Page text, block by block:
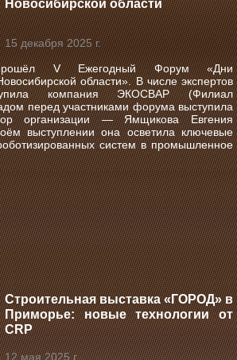
15 декабря 2025 г.
V Ежегодный Форум «Дни
области».В числе экспертов
компания ЭКОСВАР (Филиал
перед участниками форума выступила
организации — Ямщикова Евгения
выступлении она осветила ключевые
систем в промышленное
Строительная выставка «ГОРОД» в
Приморье: новые технологии от
CRP
12 мая 2025 г.